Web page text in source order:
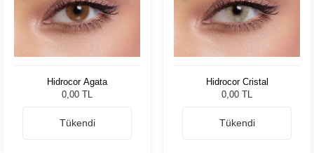
Hidrocor Agata
0,00 TL
Tükendi
Hidrocor Cristal
0,00 TL
Tükendi